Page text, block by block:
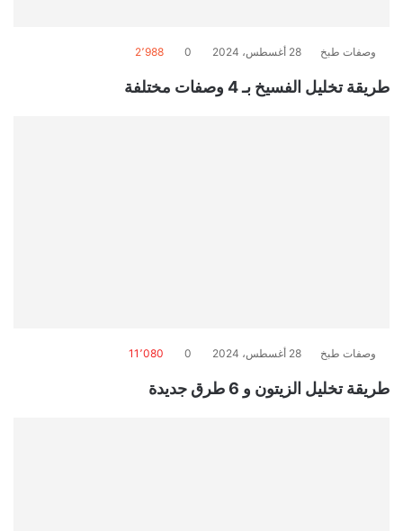
وصفات طبخ 28 أغسطس، 2024 0 2٬988
طريقة تخليل الفسيخ بـ 4 وصفات مختلفة
وصفات طبخ 28 أغسطس، 2024 0 11٬080
طريقة تخليل الزيتون و 6 طرق جديدة